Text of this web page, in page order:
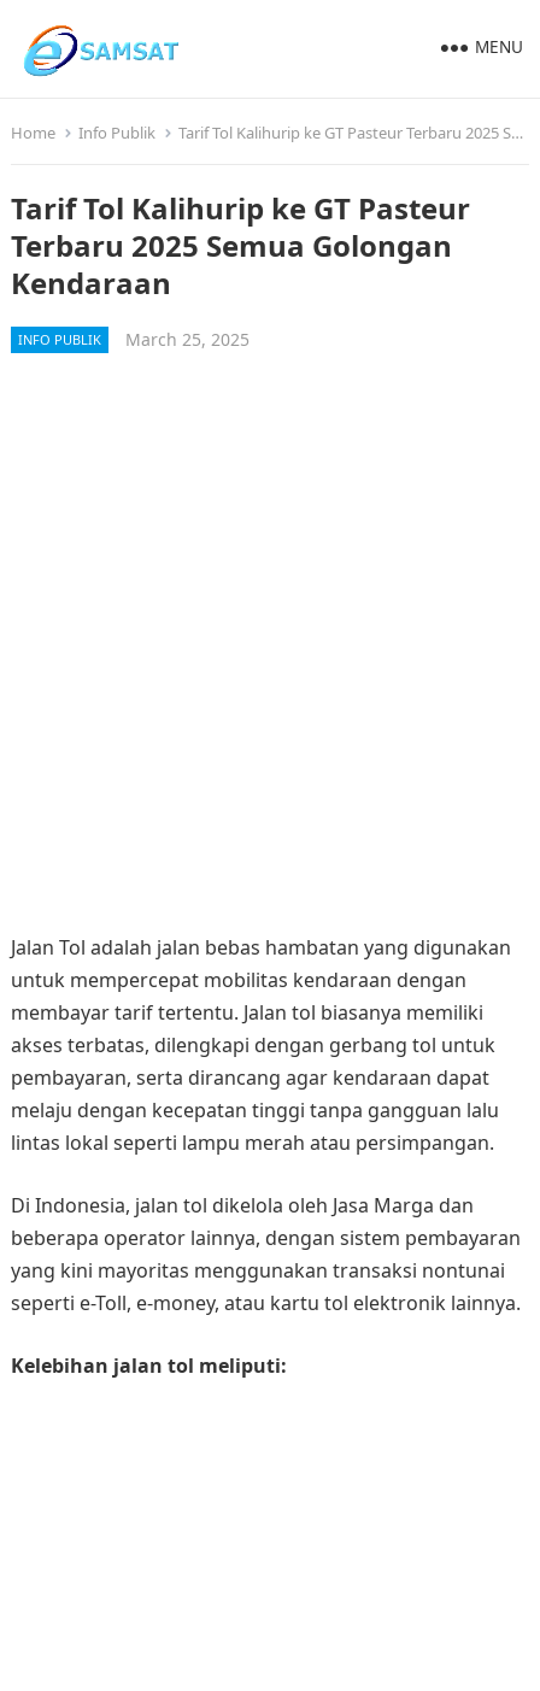
MENU
Home Info Publik Tarif Tol Kalihurip ke GT Pasteur Terbaru 2025 Semua Golongan Kendaraan
Tarif Tol Kalihurip ke GT Pasteur
Terbaru 2025 Semua Golongan
Kendaraan
INFO PUBLIK March 25, 2025
Jalan Tol adalah jalan bebas hambatan yang digunakan
untuk mempercepat mobilitas kendaraan dengan
membayar tarif tertentu. Jalan tol biasanya memiliki
akses terbatas, dilengkapi dengan gerbang tol untuk
pembayaran, serta dirancang agar kendaraan dapat
melaju dengan kecepatan tinggi tanpa gangguan lalu
lintas lokal seperti lampu merah atau persimpangan.
Di Indonesia, jalan tol dikelola oleh Jasa Marga dan
beberapa operator lainnya, dengan sistem pembayaran
yang kini mayoritas menggunakan transaksi nontunai
seperti e-Toll, e-money, atau kartu tol elektronik lainnya.
Kelebihan jalan tol meliputi: